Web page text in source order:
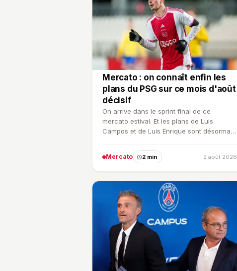
Mercato : on connaît enfin les
plans du PSG sur ce mois d'août
décisif
On arrive dans le sprint final de ce
mercato estival. Et les plans de Luis
Campos et de Luis Enrique sont désormais
Mercato 2 min 2 août 2026